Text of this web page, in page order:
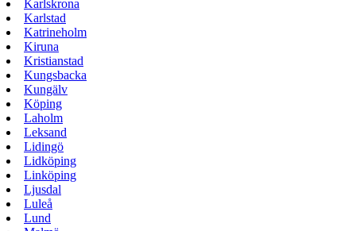
Karlskrona
Karlstad
Katrineholm
Kiruna
Kristianstad
Kungsbacka
Kungälv
Köping
Laholm
Leksand
Lidingö
Lidköping
Linköping
Ljusdal
Luleå
Lund